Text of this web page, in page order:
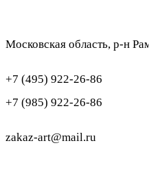
Московская область, р-н
+7 (495) 922-26-86
+7 (985) 922-26-86
zakaz-art@mail.ru